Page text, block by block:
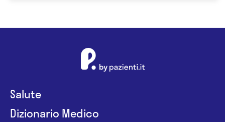
Salute
Dizionario Medico